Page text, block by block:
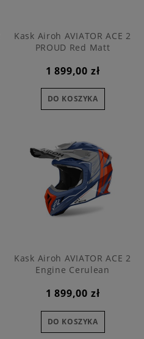
Kask Airoh AVIATOR ACE 2
PROUD Red Matt
1 899,00 zł
DO KOSZYKA
Kask Airoh AVIATOR ACE 2
Engine Cerulean
1 899,00 zł
DO KOSZYKA